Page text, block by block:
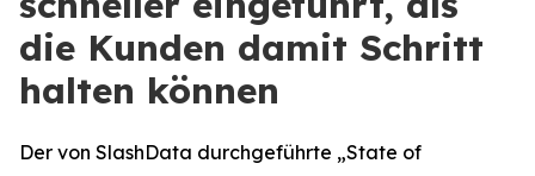
die Kunden damit Schritt
halten können
Der von SlashData durchgeführte „State of